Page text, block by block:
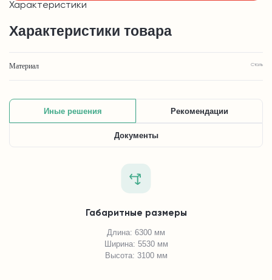
Характеристики
Характеристики товара
Материал Сталь
Иные решения Рекомендации
Документы
Габаритные размеры
Длина: 6300 мм
Ширина: 5530 мм
Высота: 3100 мм